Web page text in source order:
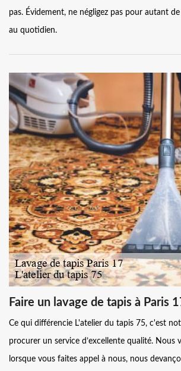
pas. Évidement, ne négligez pas pour autant
au quotidien.
Faire un lavage de tapis à Paris
Ce qui différencie L'atelier du tapis 75, c'est
procurer un service d’excellente qualité. Nous
lorsque vous faites appel à nous, nous